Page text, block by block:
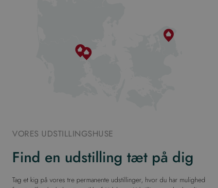
VORES UDSTILLINGSHUSE
Find en udstilling tæt på dig
Tag et kig på vores tre permanente udstillinger, hvor du har mulighed